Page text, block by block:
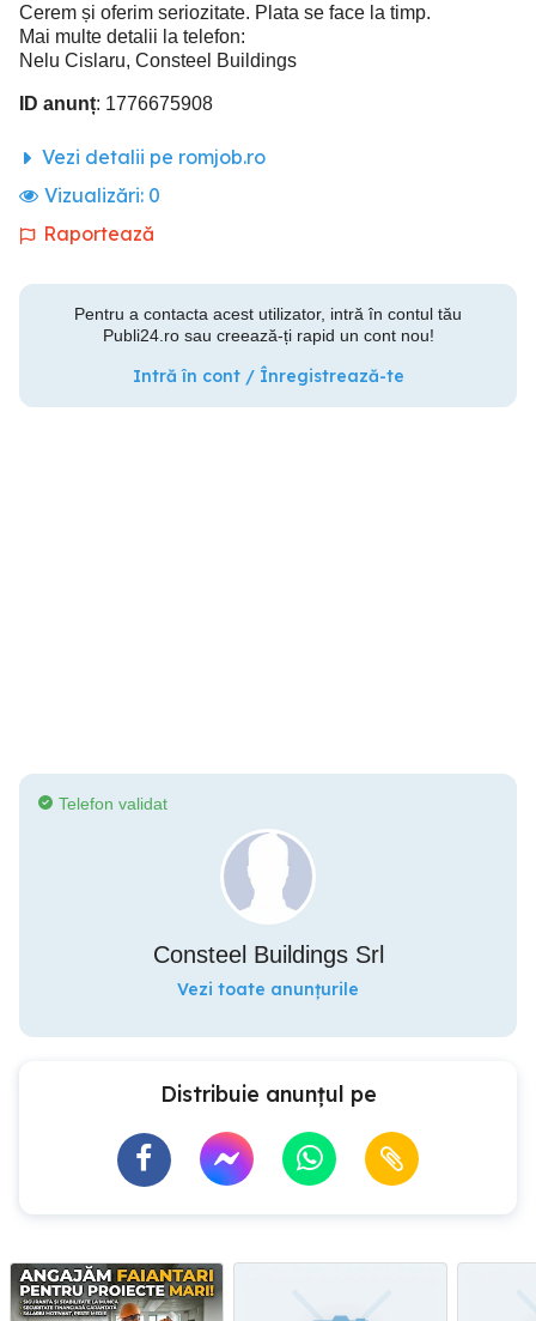
Cerem și oferim seriozitate. Plata se face la timp.
Mai multe detalii la telefon:
Nelu Cislaru, Consteel Buildings
ID anunț: 1776675908
Vezi detalii pe romjob.ro
Vizualizări: 0
Raportează
Pentru a contacta acest utilizator, intră în contul tău
Publi24.ro sau creează-ți rapid un cont nou!
Intră în cont / Înregistrează-te
Telefon validat
Consteel Buildings Srl
Vezi toate anunțurile
Distribuie anunțul pe